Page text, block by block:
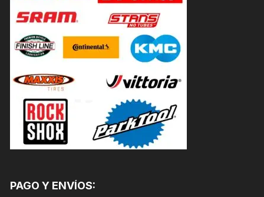
PAGO Y ENVÍOS: